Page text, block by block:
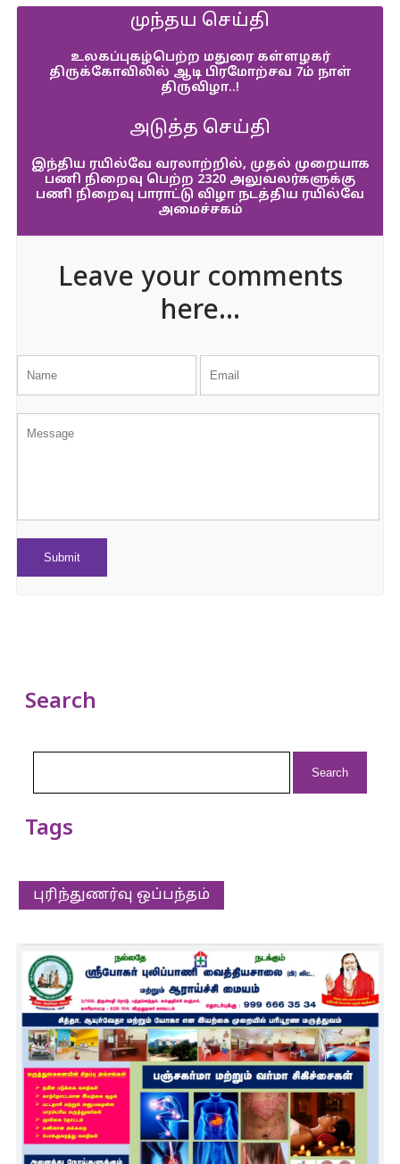
முந்தய செய்தி
உலகப்புகழ்பெற்ற மதுரை கள்ளழகர்
திருக்கோவிலில் ஆடி பிரமோற்சவ 7ம் நாள்
திருவிழா..!
அடுத்த செய்தி
இந்திய ரயில்வே வரலாற்றில், முதல் முறையாக
பணி நிறைவு பெற்ற 2320 அலுவலர்களுக்கு
பணி நிறைவு பாராட்டு விழா நடத்திய ரயில்வே
அமைச்சகம்
Leave your comments
here...
Search
Tags
புரிந்துணர்வு ஒப்பந்தம்